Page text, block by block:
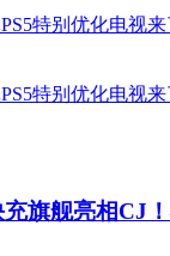
旗舰亮相CJ